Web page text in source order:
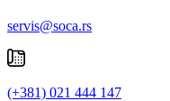
servis@soca.rs
(+381) 021 444 147